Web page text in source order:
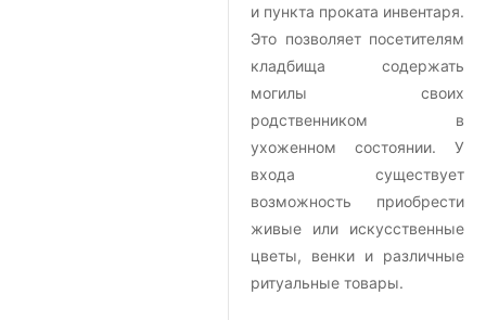
и пункта проката инвентаря.
Это позволяет посетителям
кладбища содержать
могилы своих
родственником в
ухоженном состоянии. У
входа существует
возможность приобрести
живые или искусственные
цветы, венки и различные
ритуальные товары.